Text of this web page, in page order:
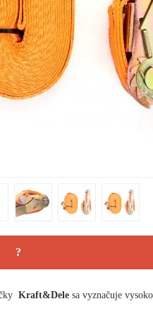
?
Kraft&Dele sa vyznačuje